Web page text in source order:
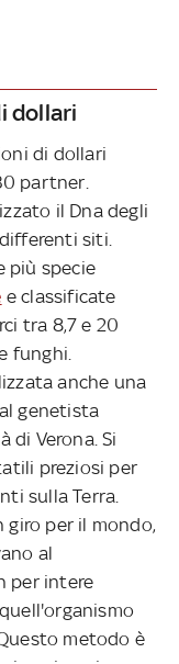
dollari
di dollari
partner.
il Dna degli
siti.
più specie
e classificate
tra 8,7 e 20
funghi.
anche una
genetista
di Verona. Si
preziosi per
sulla Terra.
per il mondo,
al
per intere
metodo è